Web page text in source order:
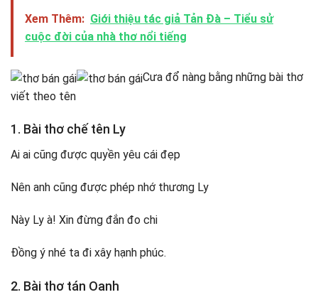
Xem Thêm: Giới thiệu tác giả Tản Đà – Tiểu sử
cuộc đời của nhà thơ nổi tiếng
Cưa đổ nàng bằng những bài thơ
viết theo tên
1. Bài thơ chế tên Ly
Ai ai cũng được quyền yêu cái đẹp
Nên anh cũng được phép nhớ thương Ly
Này Ly à! Xin đừng đắn đo chi
Đồng ý nhé ta đi xây hạnh phúc.
2. Bài thơ tán Oanh